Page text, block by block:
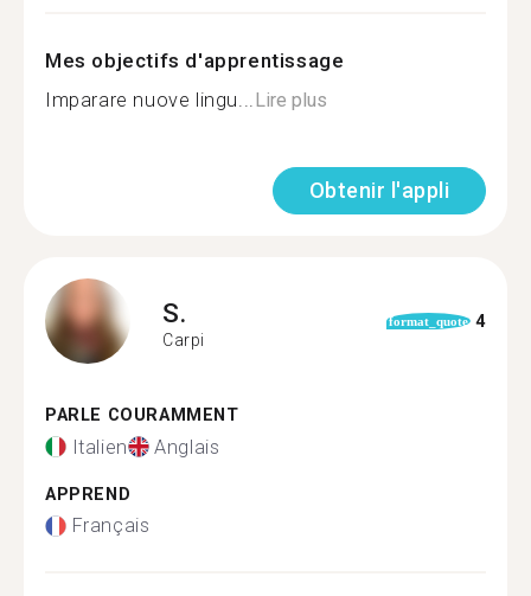
Mes objectifs d'apprentissage
Imparare nuove lingu...Lire plus
Obtenir l'appli
S.
Carpi
format_quote 4
PARLE COURAMMENT
Italien Anglais
APPREND
Français